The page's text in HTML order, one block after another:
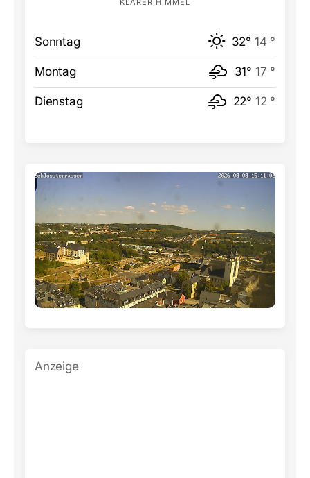
KLARER HIMMEL
Sonntag 32° 14 °
Montag 31° 17 °
Dienstag 22° 12 °
Anzeige